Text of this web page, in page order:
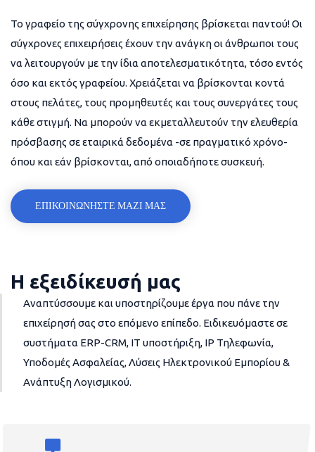
Το γραφείο της σύγχρονης επιχείρησης βρίσκεται παντού! Οι
σύγχρονες επιχειρήσεις έχουν την ανάγκη οι άνθρωποι τους
να λειτουργούν με την ίδια αποτελεσματικότητα, τόσο εντός
όσο και εκτός γραφείου. Χρειάζεται να βρίσκονται κοντά
στους πελάτες, τους προμηθευτές και τους συνεργάτες τους
κάθε στιγμή. Να μπορούν να εκμεταλλευτούν την ελευθερία
πρόσβασης σε εταιρικά δεδομένα -σε πραγματικό χρόνο-
όπου και εάν βρίσκονται, από οποιαδήποτε συσκευή.
ΕΠΙΚΟΙΝΩΝΗΣΤΕ ΜΑΖΙ ΜΑΣ
Η εξειδίκευσή μας
Αναπτύσσουμε και υποστηρίζουμε έργα που πάνε την
επιχείρησή σας στο επόμενο επίπεδο. Ειδικευόμαστε σε
συστήματα ERP-CRM, IT υποστήριξη, IP Τηλεφωνία,
Υποδομές Ασφαλείας, Λύσεις Ηλεκτρονικού Εμπορίου &
Ανάπτυξη Λογισμικού.